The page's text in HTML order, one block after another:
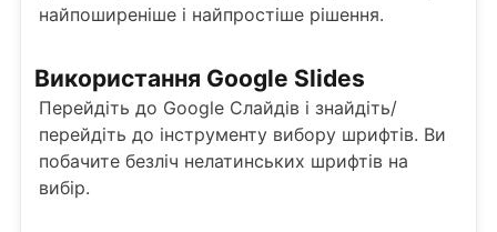
найпоширеніше і найпростіше рішення.
Використання Google Slides
Перейдіть до Google Слайдів і знайдіть/
перейдіть до інструменту вибору шрифтів. Ви
побачите безліч нелатинських шрифтів на
вибір.